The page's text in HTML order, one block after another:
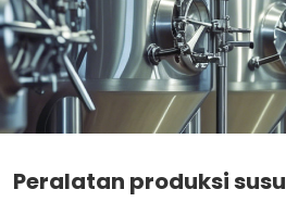
Peralatan produksi susu